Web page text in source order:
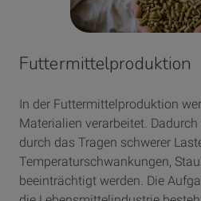
Futtermittelproduktion
In der Futtermittelproduktion
Materialien verarbeitet.
durch das Tragen schwerer
Temperaturschwankungen,
beeinträchtigt werden. Die